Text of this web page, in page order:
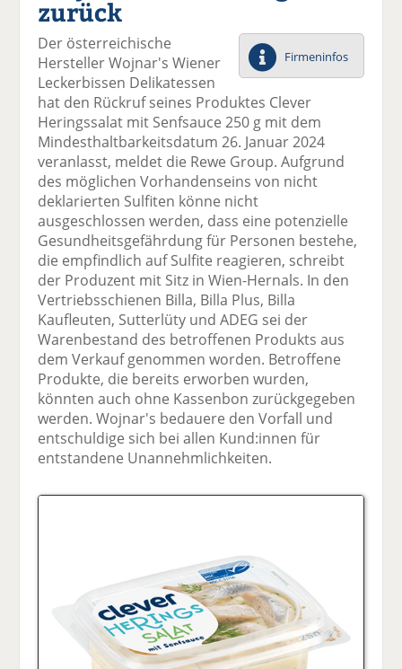
el
uf
F
ac
e
b
o
o
k
il
e
n
wi
tt
er
n
uf
Li
n
k
e
di
n
te
e
n
er
E
m
er
d
e
n
ck
e
zurück
Firmeninfos
Der österreichische
Hersteller Wojnar's Wiener
Leckerbissen Delikatessen
hat den Rückruf seines Produktes Clever
Heringssalat mit Senfsauce 250 g mit dem
Mindesthaltbarkeitsdatum 26. Januar 2024
veranlasst, meldet die Rewe Group. Aufgrund
des möglichen Vorhandenseins von nicht
deklarierten Sulfiten könne nicht
ausgeschlossen werden, dass eine potenzielle
Gesundheitsgefährdung für Personen bestehe,
die empfindlich auf Sulfite reagieren, schreibt
der Produzent mit Sitz in Wien-Hernals. In den
Vertriebsschienen Billa, Billa Plus, Billa
Kaufleuten, Sutterlüty und ADEG sei der
Warenbestand des betroffenen Produkts aus
dem Verkauf genommen worden. Betroffene
Produkte, die bereits erworben wurden,
könnten auch ohne Kassenbon zurückgegeben
werden. Wojnar's bedauere den Vorfall und
entschuldige sich bei allen Kund:innen für
entstandene Unannehmlichkeiten.